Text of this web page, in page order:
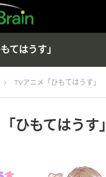
てはうす」
TVアニメ「ひもてはうす」
ひもてはうす」